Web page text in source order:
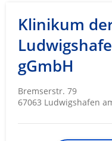
Klinikum
gGmbH
Bremserstr. 79
67063 Ludwigshafen